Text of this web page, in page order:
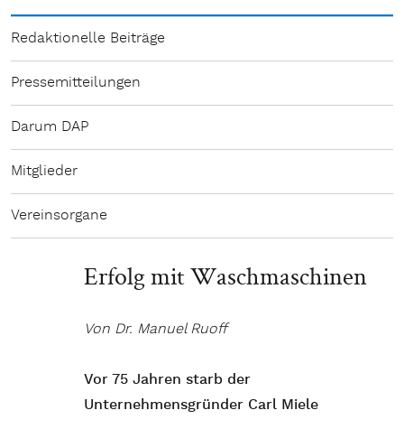
Redaktionelle Beiträge
Pressemitteilungen
Darum DAP
Mitglieder
Vereinsorgane
Erfolg mit Waschmaschinen
Von Dr. Manuel Ruoff
Vor 75 Jahren starb der
Unternehmensgründer Carl Miele